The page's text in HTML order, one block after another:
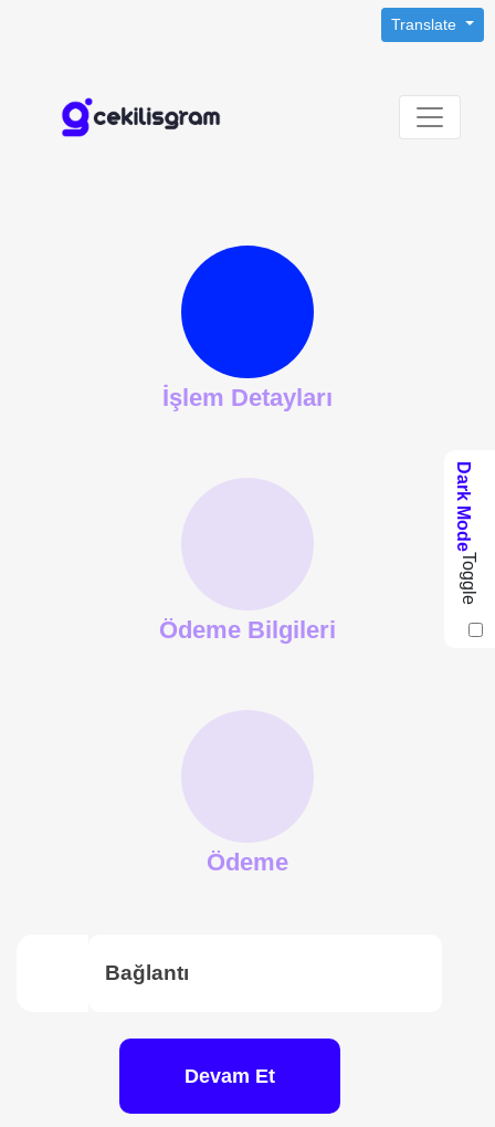
Translate
İşlem Detayları
Ödeme Bilgileri
Ödeme
Devam Et
Dark Mode
Toggle